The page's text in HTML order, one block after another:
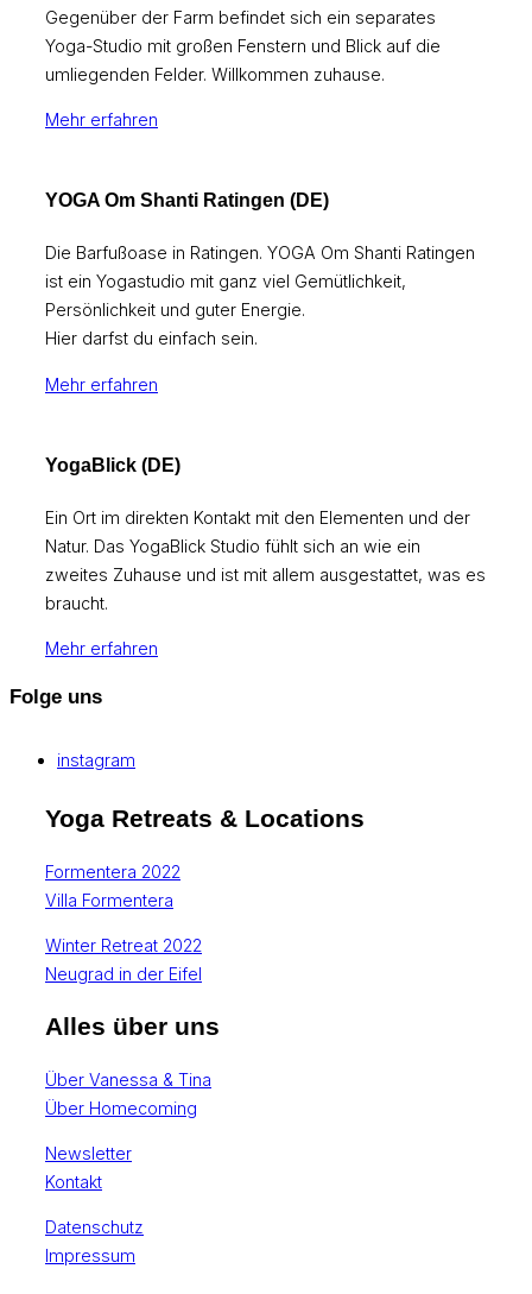
Gegenüber der Farm befindet sich ein separates
Yoga-Studio mit großen Fenstern und Blick auf die
umliegenden Felder. Willkommen zuhause.
Mehr erfahren
YOGA Om Shanti Ratingen (DE)
Die Barfußoase in Ratingen. YOGA Om Shanti Ratingen
ist ein Yogastudio mit ganz viel Gemütlichkeit,
Persönlichkeit und guter Energie.
Hier darfst du einfach sein.
Mehr erfahren
YogaBlick (DE)
Ein Ort im direkten Kontakt mit den Elementen und der
Natur. Das YogaBlick Studio fühlt sich an wie ein
zweites Zuhause und ist mit allem ausgestattet, was es
braucht.
Mehr erfahren
Folge uns
instagram
Yoga Retreats & Locations
Formentera 2022
Villa Formentera
Winter Retreat 2022
Neugrad in der Eifel
Alles über uns
Über Vanessa & Tina
Über Homecoming
Newsletter
Kontakt
Datenschutz
Impressum